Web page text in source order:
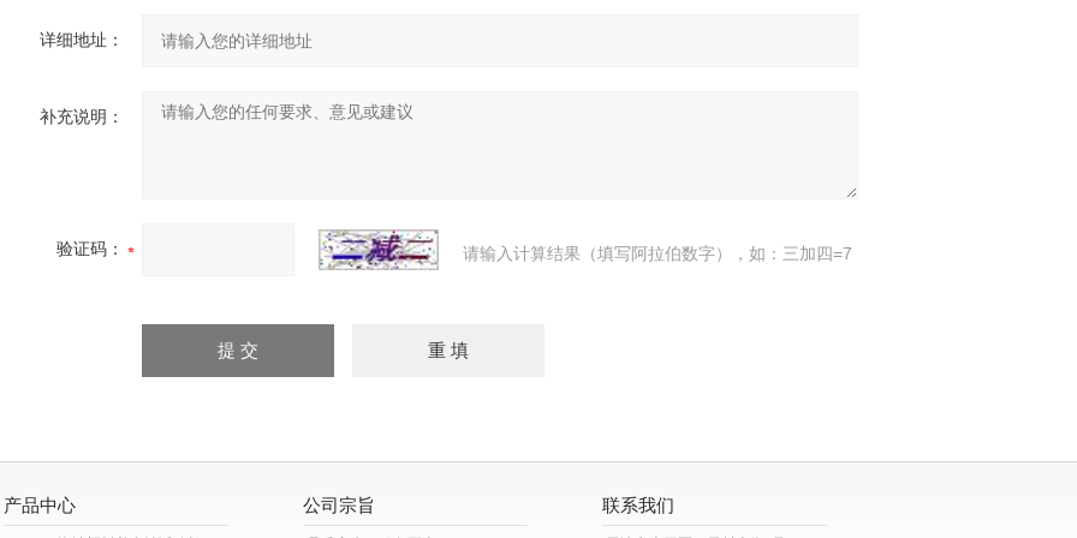
详细地址：
补充说明：
验证码： 请输入计算结果（填写阿拉伯数字），如：三加四=7
产品中心 公司宗旨 联系我们